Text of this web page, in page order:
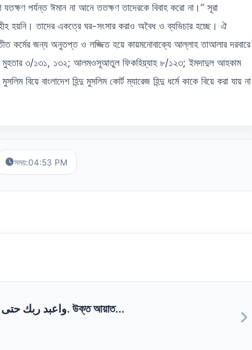
পর্যন্ত ঈমান না আনে ততক্ষণ তাদেরকে বিবাহ করো না।’’ সূরা
হয়নি। তাদের একত্রে ঘর-সংসার করাও অবৈধ ও ব্যভিচার হচ্ছে। ঐ
কর্মের জন্য অনুতপ্ত ও লজ্জিত হয়ে কায়মনোবাক্যে আল্লাহ তাআলার দরবারে
মুহতার ৩/১৩১, ১৩২; আলমওসূআতুল ফিকহিয়্যাহ ৮/১২৩; ইমদাদুল আহকাম
বিয়ে বাংলাদেশ হিন্দু মুসলিম কোর্ট ম্যারেজ হিন্দু ধর্মে কাকে বিয়ে করা যায় না
সময়:04:53 PM
আল্লাহ রাববুল আলামীন কুরআন মজীদে বলেছেন- واعبد ربك حتى يأتيك اليقين. উক্ত আয়াত...